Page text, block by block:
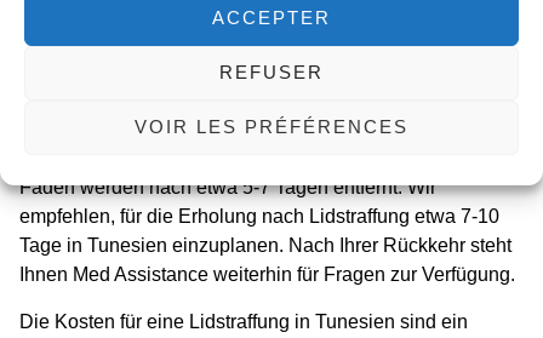
ACCEPTER
REFUSER
VOIR LES PRÉFÉRENCES
nach einigen Monaten, sobald alle Narben verblasst sind.
Eine sorgfältige Nachsorge ist für den optimalen
gibt Ihnen detaillierte Anweisungen für die ersten Tage,
Fäden werden nach etwa 5-7 Tagen entfernt. Wir
empfehlen, für die Erholung nach Lidstraffung etwa 7-10
Tage in Tunesien einzuplanen. Nach Ihrer Rückkehr steht
Ihnen Med Assistance weiterhin für Fragen zur Verfügung.
Die Kosten für eine Lidstraffung in Tunesien sind ein